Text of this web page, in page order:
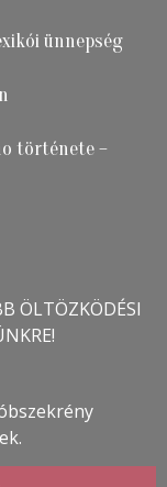
ünnepség
története –
ÖLTÖZKÖDÉSI